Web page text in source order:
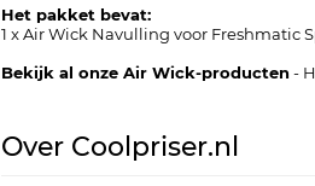
Het pakket bevat:
1 x Air Wick Navulling voor Freshmatic
Bekijk al onze Air Wick-producten-
Over Coolpriser.nl